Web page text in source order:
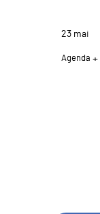
23 mai
Agenda